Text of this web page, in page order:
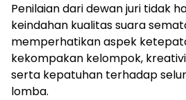
Penilaian dari dewan juri tidak
keindahan kualitas suara
memperhatikan aspek
kekompakan kelompok,
serta kepatuhan terhadap
lomba.